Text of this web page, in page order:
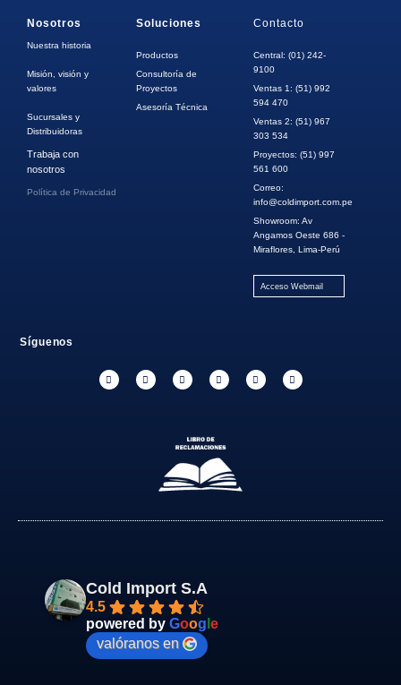
Nosotros
Nuestra historia
Misión, visión y
valores
Sucursales y
Distribuidoras
Trabaja con
nosotros
Política de Privacidad
Soluciones
Productos
Consultoría de
Proyectos
Asesoría Técnica
Contacto
Central: (01) 242-
9100
Ventas 1: (51) 992
594 470
Ventas 2: (51) 967
303 534
Proyectos: (51) 997
561 600
Correo:
info@coldimport.com.pe
Showroom: Av
Angamos Oeste 686 -
Miraflores, Lima-Perú
Acceso Webmail
Síguenos
Cold Import S.A
4.5
powered by Goog e
valóranos en